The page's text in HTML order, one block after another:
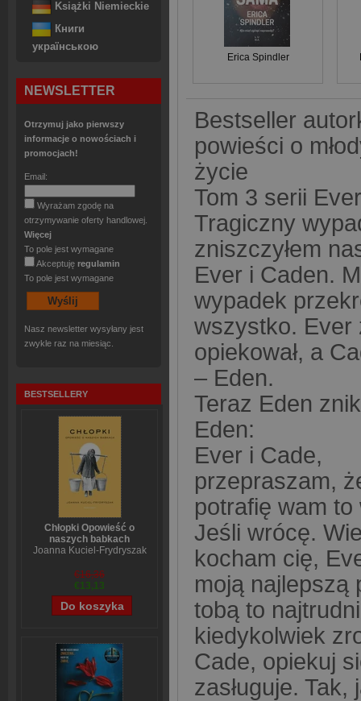
Książki Niemieckie
Книги
українською
NEWSLETTER
Otrzymuj jako pierwszy
informacje o nowościach i
promocjach!
Email:
Wyrażam zgodę na
otrzymywanie oferty handlowej.
Więcej
To pole jest wymagane
Akceptuję regulamin
To pole jest wymagane
Nasz newsletter wysyłany jest
zwykle raz na miesiąc.
BESTSELLERY
Chłopki Opowieść o
naszych babkach
Joanna Kuciel-Frydryszak
€16,36
€13,13
Erica Spindler
Bestseller
powieści o
życie
Tom 3 serii Ever
Tragiczny
zniszczyłem
Ever i Caden.
wypadek
wszystko. Ever
opiekował, a
– Eden.
Teraz Eden
Eden:
Ever i Cade,
przepraszam,
potrafię wam
Jeśli wrócę.
kocham cię,
moją najlepszą
tobą to
kiedykolwiek
Cade, opiekuj
zasługuje.